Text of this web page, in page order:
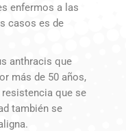
enfermos a las
casos es de
anthracis que
más de 50 años,
que se
también se